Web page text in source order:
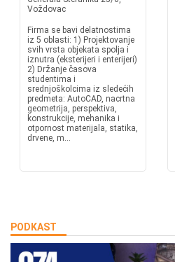
Voždovac
Firma se bavi delatnostima
iz 5 oblasti: 1) Projektovanje
svih vrsta objekata spolja i
iznutra (eksterijeri i enterijeri)
2) Držanje časova
studentima i
srednjoškolcima iz sledećih
predmeta: AutoCAD, nacrtna
geometrija, perspektiva,
konstrukcije, mehanika i
otpornost materijala, statika,
drvene, m...
PODKAST